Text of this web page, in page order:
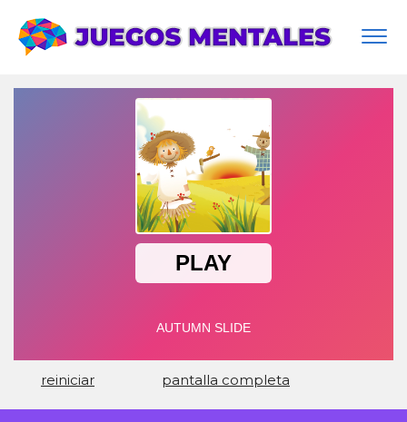
reiniciar pantalla completa